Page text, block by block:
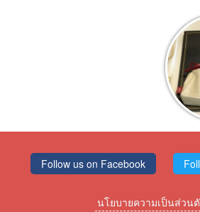
Follow us on Facebook
นโยบายความเป็นส่วน